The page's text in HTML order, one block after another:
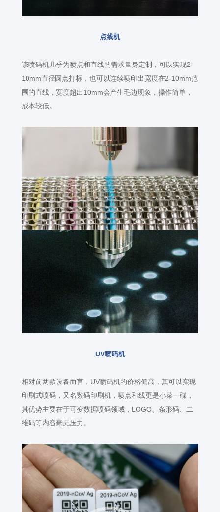
点线机
该喷码机几乎为喷点和直线的需求量身定制，可以实现2-
10mm直径圆点打标，也可以连续喷印出宽度在2-10mm范
围的直线，宽度超出10mm会产生毛边现象，操作简单，
成本较低。
UV喷码机
相对前两款设备而言， UV喷码机的价格偏高，其可以实现
印刷式喷码，又名数码印刷机，喷点和线更是小菜一碟，
其优势主要在于可变数据喷码领域， LOGO、条形码、二
维码等内容毫无压力。